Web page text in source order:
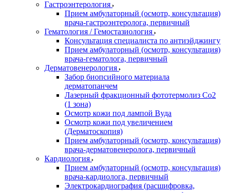
Гастроэнтерология
Прием амбулаторный (осмотр, консультация)
врача-гастроэнтеролога, первичный
Гематология / Гемостазиология
Консультация специалиста по антиэйджингу
Прием амбулаторный (осмотр, консультация)
врача-гематолога, первичный
Дерматовенерология
Забор биопсийного материала
дерматопанчем
Лазерный фракционный фототермолиз Со2
(1 зона)
Осмотр кожи под лампой Вуда
Осмотр кожи под увеличением
(Дерматоскопия)
Прием амбулаторный (осмотр, консультация)
врача-дерматовенеролога, первичный
Кардиология
Прием амбулаторный (осмотр, консультация)
врача-кардиолога, первичный
Электрокардиография (расшифровка,